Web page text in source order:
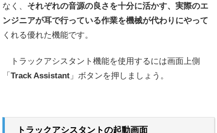
なく、 それぞれの音源の良さを十分に活かす、実際のエ
ンジニアが耳で行っている作業を機械が代わりにやって
くれる優れた機能です。
トラックアシスタント機能を使用するには画面上側
「 Track Assistant 」ボタンを押しましょう。
トラックアシスタントの起動画面